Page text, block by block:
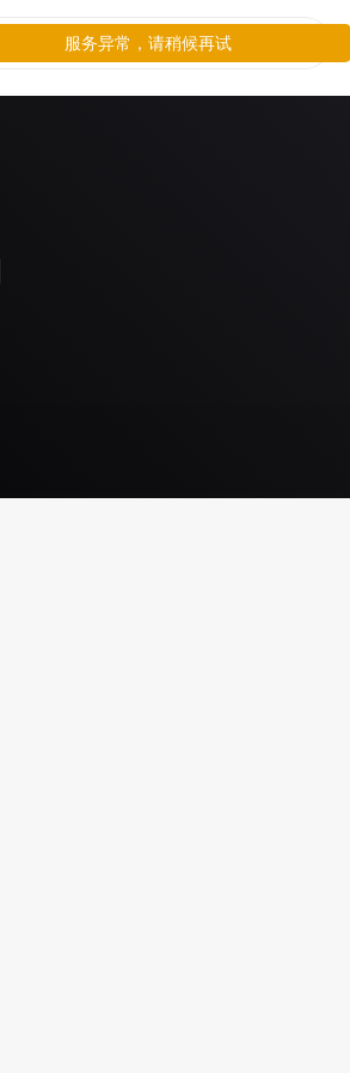
服务异常，请稍候再试